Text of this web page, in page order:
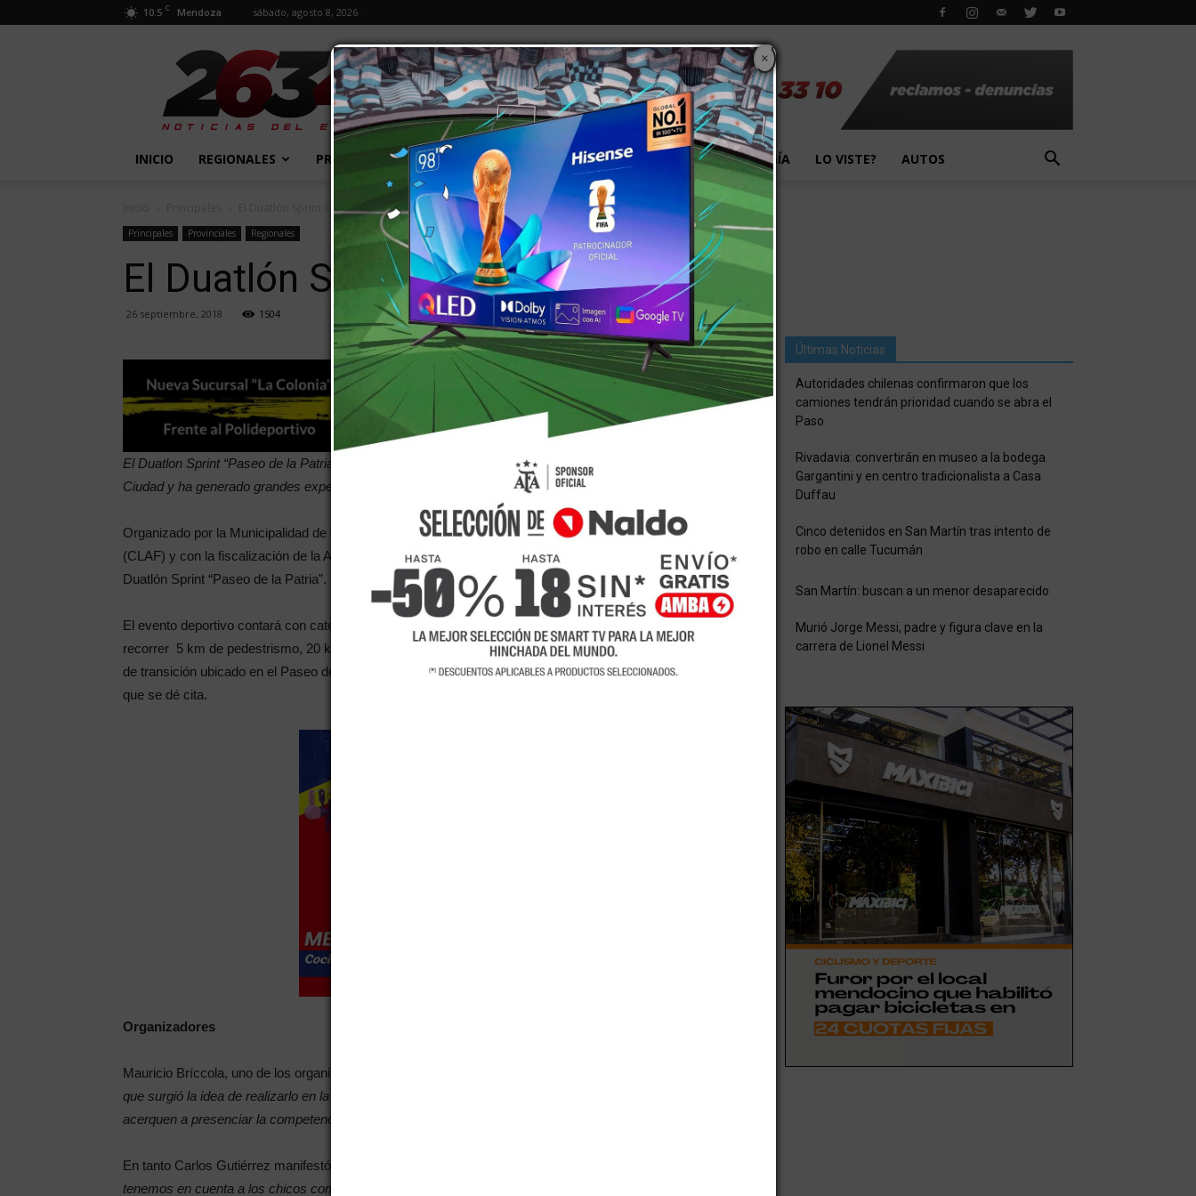
10.5 C Mendoza sábado, agosto 8, 2026
2634
Diario
INICIO REGIONALES PROVINCIALES EXTRA! MUNDO PAÍS EVENTOS TECNOLOGÍA LO VISTE? AUTOS
El Duatlón Sprint llega a San Martín
Principales Provinciales Regionales
El Duatlón Sprint llega a San Martín
26 septiembre, 2018 1504
El Duatlon Sprint “Paseo de la Patria” se disputará el próximo 30 de setiembre, recorrerá las calles de la
Ciudad y ha generado grandes expectativas en el departamento y la región.
Organizado por la Municipalidad de General San Martín, Cronometraje, Logística y Actividades Físicas
(CLAF) y con la fiscalización de la Asociación Mendocina de Triatlón, San Martín se prepara recibir el
Duatlón Sprint “Paseo de la Patria”.
El evento deportivo contará con categorías cada 5 años, individuales, postas únicas y mixtas para
recorrer 5 km de pedestrismo, 20 km de ciclismo y 2,5 km. de pedestrismo, con el parque cerrado o área
de transición ubicado en el Paseo de la Patria, lo que será uno de los grandes atractivos para el público
que se dé cita.
Organizadores
Mauricio Bríccola, uno de los organizadores expresó:
que surgió la idea de realizarlo en la Ciudad; además va a ser un lindo espectáculo para aquellos que
acerquen a presenciar la competencia”.
En tanto Carlos Gutiérrez manifestó:
tenemos en cuenta a los chicos con capacidades diferentes
×
Últimas Noticias
Autoridades chilenas confirmaron que los
camiones tendrán prioridad cuando se abra el
Paso
Rivadavia: convertirán en museo a la bodega
Gargantini y en centro tradicionalista a Casa
Duffau
Cinco detenidos en San Martín tras intento de
robo en calle Tucumán
San Martín: buscan a un menor desaparecido
Murió Jorge Messi, padre y figura clave en la
carrera de Lionel Messi